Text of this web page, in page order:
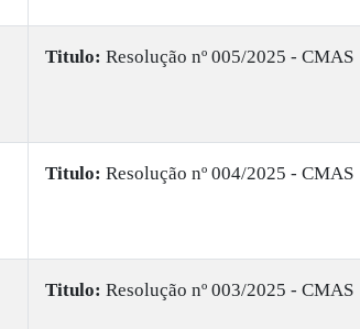
Titulo: ​Resolução nº 005/2025 - CMAS
Titulo: ​Resolução nº 004/2025 - CMAS
Titulo: ​Resolução nº 003/2025 - CMAS